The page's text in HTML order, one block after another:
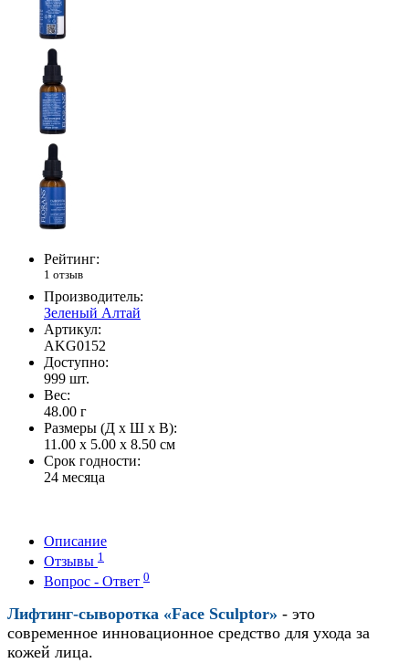
Рейтинг:
1 отзыв
Производитель:
Зеленый Алтай
Артикул:
AKG0152
Доступно:
999 шт.
Вес:
48.00 г
Размеры (Д x Ш x В):
11.00 x 5.00 x 8.50 см
Срок годности:
24 месяца
Описание
Отзывы 1
Вопрос - Ответ 0
Лифтинг-сыворотка «Face Sculptor» - это
современное инновационное средство для ухода за
кожей лица.